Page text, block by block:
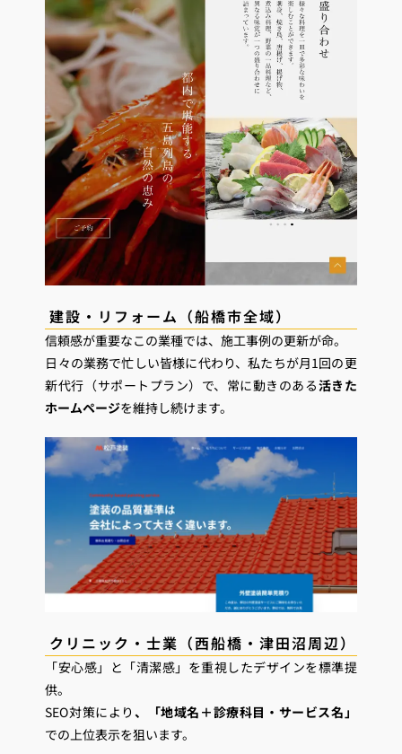
建設・リフォーム（船橋市全域）
信頼感が重要なこの業種では、施工事例の更新が命。
日々の業務で忙しい皆様に代わり、私たちが月1回の更
新代行（サポートプラン）で、常に動きのある活きた
ホームページを維持し続けます。
クリニック・士業（西船橋・津田沼周辺）
「安心感」と「清潔感」を重視したデザインを標準提
供。
SEO対策により 、「地域名＋診療科目・サービス名」
での上位表示を狙います。